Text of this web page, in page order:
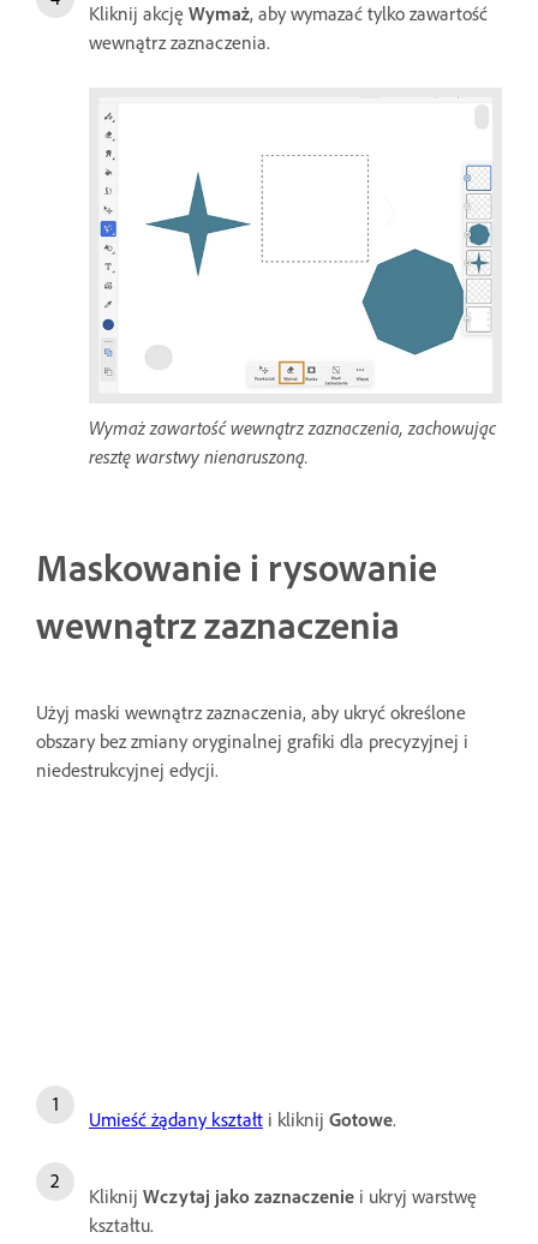
Kliknij akcję Wymaż, aby wymazać tylko zawartość
wewnątrz zaznaczenia.
Wymaż zawartość wewnątrz zaznaczenia, zachowując
resztę warstwy nienaruszoną.
Maskowanie i rysowanie
wewnątrz zaznaczenia
Użyj maski wewnątrz zaznaczenia, aby ukryć określone
obszary bez zmiany oryginalnej grafiki dla precyzyjnej i
niedestrukcyjnej edycji.
Umieść żądany kształt i kliknij Gotowe.
Kliknij Wczytaj jako zaznaczenie i ukryj warstwę
kształtu.